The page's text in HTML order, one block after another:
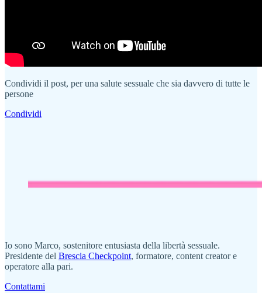
Condividi il post, per una salute sessuale che sia davvero di tutte le
persone
Condividi
Io sono Marco, sostenitore entusiasta della libertà sessuale.
Presidente del Brescia Checkpoint, formatore, content creator e
operatore alla pari.
Contattami